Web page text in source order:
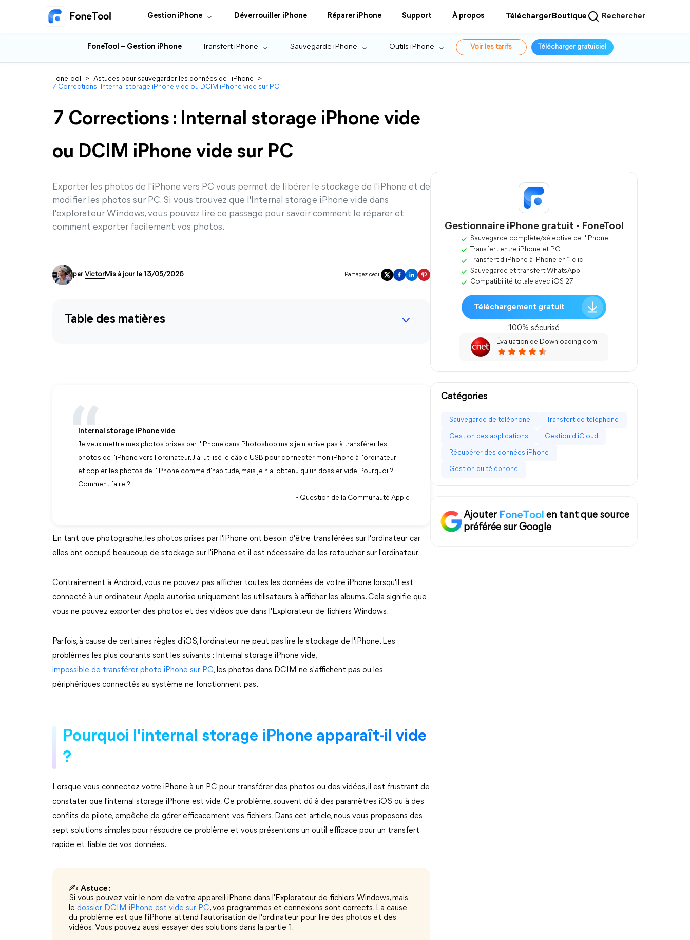
Gestion iPhone Déverrouiller iPhone Réparer iPhone Support À propos Télécharger Boutique Rechercher
FoneTool – Gestion iPhone Transfert iPhone Sauvegarde iPhone Outils iPhone Voir les tarifs Télécharger gratuiciel
FoneTool > Astuces pour sauvegarder les données de l'iPhone
>
7 Corrections : Internal storage iPhone vide ou DCIM iPhone vide sur PC
7 Corrections : Internal storage iPhone vide
ou DCIM iPhone vide sur PC
Exporter les photos de l'iPhone vers PC vous permet de libérer le stockage de l'iPhone et de
modifier les photos sur PC. Si vous trouvez que l'Internal storage iPhone vide dans
l'explorateur Windows, vous pouvez lire ce passage pour savoir comment le réparer et
comment exporter facilement vos photos.
par VictorMis à jour le 13/05/2026 Partagez ceci:
Table des matières
Internal storage iPhone vide
Je veux mettre mes photos prises par l'iPhone dans Photoshop mais je n'arrive pas à transférer les
photos de l'iPhone vers l'ordinateur. J'ai utilisé le câble USB pour connecter mon iPhone à l'ordinateur
et copier les photos de l'iPhone comme d'habitude, mais je n'ai obtenu qu'un dossier vide. Pourquoi ?
Comment faire ?
- Question de la Communauté Apple
En tant que photographe, les photos prises par l'iPhone ont besoin d'être transférées sur l'ordinateur car
elles ont occupé beaucoup de stockage sur l'iPhone et il est nécessaire de les retoucher sur l'ordinateur.
Contrairement à Android, vous ne pouvez pas afficher toutes les données de votre iPhone lorsqu'il est
connecté à un ordinateur. Apple autorise uniquement les utilisateurs à afficher les albums. Cela signifie que
vous ne pouvez exporter des photos et des vidéos que dans l'Explorateur de fichiers Windows.
Parfois, à cause de certaines règles d'iOS, l'ordinateur ne peut pas lire le stockage de l'iPhone. Les
problèmes les plus courants sont les suivants : Internal storage iPhone vide,
impossible de transférer photo iPhone sur PC, les photos dans DCIM ne s'affichent pas ou les
périphériques connectés au système ne fonctionnent pas.
Pourquoi l'internal storage iPhone apparaît-il vide
?
Lorsque vous connectez votre iPhone à un PC pour transférer des photos ou des vidéos, il est frustrant de
constater que l'internal storage iPhone est vide. Ce problème, souvent dû à des paramètres iOS ou à des
conflits de pilote, empêche de gérer efficacement vos fichiers. Dans cet article, nous vous proposons des
sept solutions simples pour résoudre ce problème et vous présentons un outil efficace pour un transfert
rapide et fiable de vos données.
✍️ Astuce :
Si vous pouvez voir le nom de votre appareil iPhone dans l'Explorateur de fichiers Windows, mais
le dossier DCIM iPhone est vide sur PC, vos programmes et connexions sont corrects. La cause
du problème est que l'iPhone attend l'autorisation de l'ordinateur pour lire des photos et des
vidéos. Vous pouvez aussi essayer des solutions dans la partie 1.
Gestionnaire iPhone gratuit - FoneTool
Sauvegarde complète/sélective de l'iPhone
Transfert entre iPhone et PC
Transfert d'iPhone à iPhone en 1 clic
Sauvegarde et transfert WhatsApp
Compatibilité totale avec iOS 27
Téléchargement gratuit
100% sécurisé
Évaluation de Downloading.com
Catégories
Sauvegarde de téléphone Transfert de téléphone
Gestion des applications Gestion d'iCloud
Récupérer des données iPhone
Gestion du téléphone
Ajouter
en tant que source
préférée sur Google